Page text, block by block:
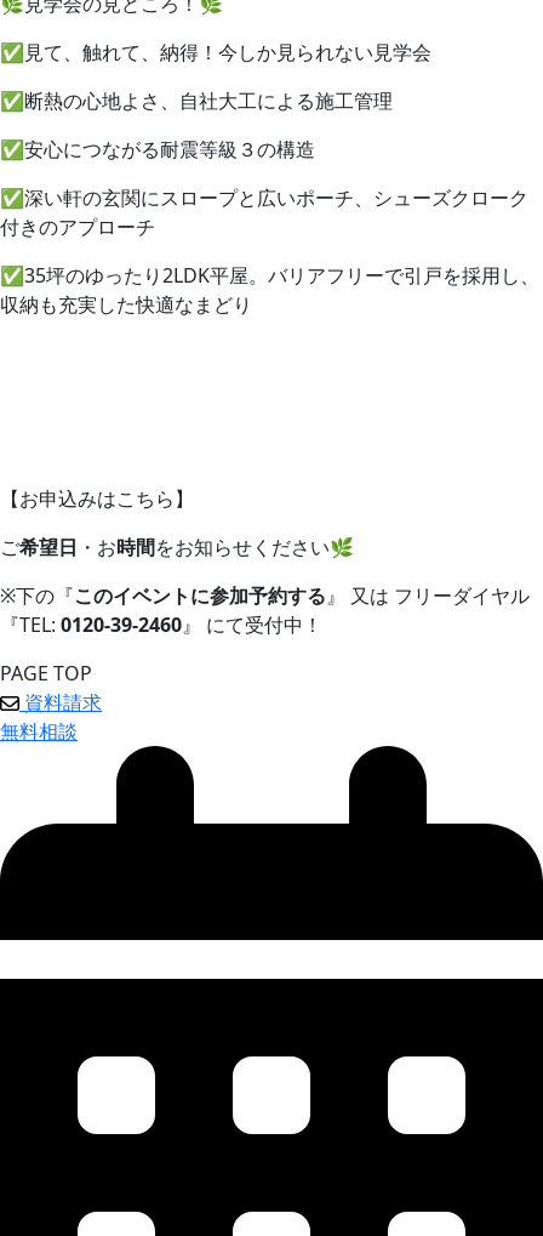
✅見て、触れて、納得！今しか見られない見学会
✅断熱の心地よさ、自社大工による施工管理
✅安心につながる耐震等級３の構造
✅深い軒の玄関にスロープと広いポーチ、シューズクローク
付きのアプローチ
✅35坪のゆったり2LDK平屋。バリアフリーで引戸を採用し、
収納も充実した快適なまどり
【お申込みはこちら】
ご希望日 ・お時間をお知らせください🌿
※下の『このイベントに参加予約する』 又は フリーダイヤル
『TEL: 0120-39-2460』 にて受付中！
PAGE TOP
資料請求
無料相談